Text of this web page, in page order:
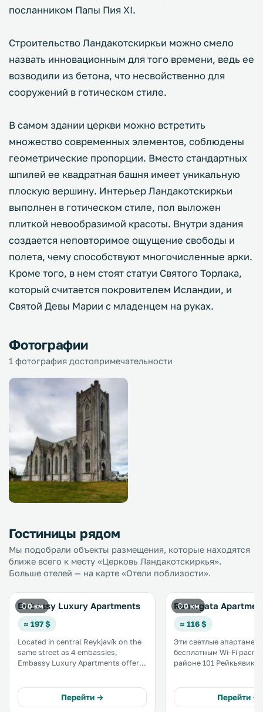
посланником Папы Пия XI.
Строительство Ландакотскиркьи можно смело
назвать инновационным для того времени, ведь ее
возводили из бетона, что несвойственно для
сооружений в готическом стиле.
В самом здании церкви можно встретить
множество современных элементов, соблюдены
геометрические пропорции. Вместо стандартных
шпилей ее квадратная башня имеет уникальную
плоскую вершину. Интерьер Ландакотскиркьи
выполнен в готическом стиле, пол выложен
плиткой невообразимой красоты. Внутри здания
создается неповторимое ощущение свободы и
полета, чему способствуют многочисленные арки.
Кроме того, в нем стоят статуи Святого Торлака,
который считается покровителем Исландии, и
Святой Девы Марии с младенцем на руках.
Фотографии
1 фотография достопримечательности
Гостиницы рядом
Мы подобрали объекты размещения, которые находятся
ближе всего к месту «Церковь Ландакотскиркья».
Больше отелей — на карте «Отели поблизости».
0 км
Embassy Luxury Apartments
≈ 197 $
Located in central Reykjavík on the
same street as 4 embassies,
Embassy Luxury Apartments offers
TV and free WiFi. The Catholic
Cathedral is just 100 metres away. .
Перейти →
0 км
Ranargata
≈ 116 $
Эти светлые
бесплатным Wi-Fi
районе 101 Рейкьявика
предоставляется
парковка на
Перейти →